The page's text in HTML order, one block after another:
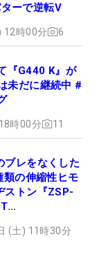
ーで逆転V
12時00分 6
『G440 K』が
未だに継続中 #
時00分 11
ブレをなくした
類の伸縮性ヒモ
ストン『ZSP-
(土) 11時30分